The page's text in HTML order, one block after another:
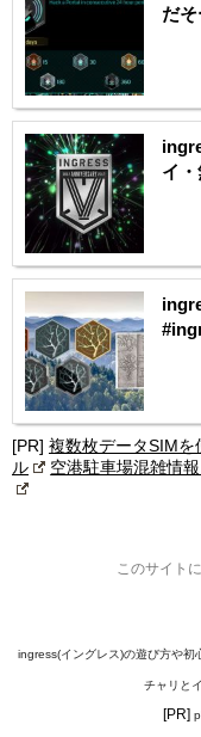
だそ
イ
[PR] 複数枚データSIMを
ル
空港駐車場混雑情
このサイト
ingress(イングレス)の遊び方や初
チャリと
[PR]